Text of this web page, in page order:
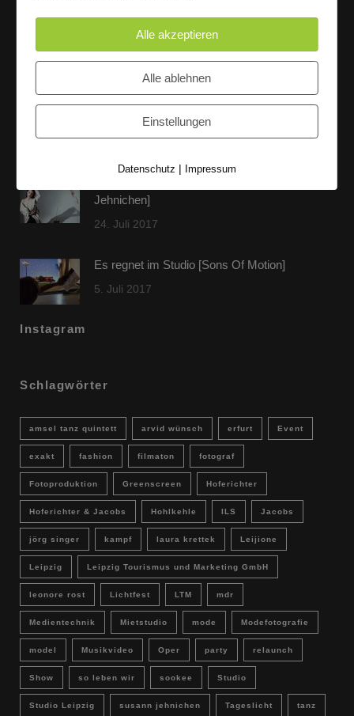
9. Oktober 2017
Jehnichen]
24. Juli 2017
Es regnet im Studio [Sons Of Motion]
5. Juli 2017
Instagram
Schlagwörter
amsel tanz quintett arvid wünsch erfurt Event
exakt fashion filmaton fotograf
Fotoproduktion Greenscreen Hoferichter
Hoferichter & Jacobs Hohlkehle ILS Jacobs
jörg singer kampf laura krettek Leijione
Leipzig Leipzig Tourismus und Marketing GmbH
leonore rost Lichtfest LTM mdr
Medientechnik Mietstudio mode Modefotografie
model Musikvideo Oper party relaunch
Show so leben wir sookee Studio
Studio Leipzig susann jehnichen Tageslicht tanz
Alle akzeptieren
Alle ablehnen
Einstellungen
Datenschutz | Impressum